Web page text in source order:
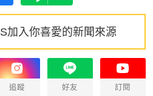
加入你喜愛的新聞來源
追蹤 好友 訂閱